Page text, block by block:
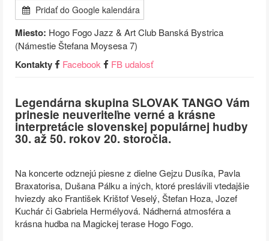
Pridať do Google kalendára
Miesto: Hogo Fogo Jazz & Art Club Banská Bystrica
(Námestie Štefana Moysesa 7)
Kontakty Facebook FB udalosť
Legendárna skupina SLOVAK TANGO Vám
prinesie neuveriteľne verné a krásne
interpretácie slovenskej populárnej hudby
30. až 50. rokov 20. storočia.
Na koncerte odznejú piesne z dielne Gejzu Dusíka, Pavla
Braxatorisa, Dušana Pálku a iných, ktoré preslávili vtedajšie
hviezdy ako František Krištof Veselý, Štefan Hoza, Jozef
Kuchár či Gabriela Hermélyová. Nádherná atmosféra a
krásna hudba na Magickej terase Hogo Fogo.